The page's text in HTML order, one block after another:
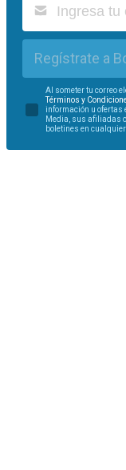
Regístrate a
Al someter tu correo
Términos y
información u ofertas
Media, sus afiliadas
boletines en cualquier